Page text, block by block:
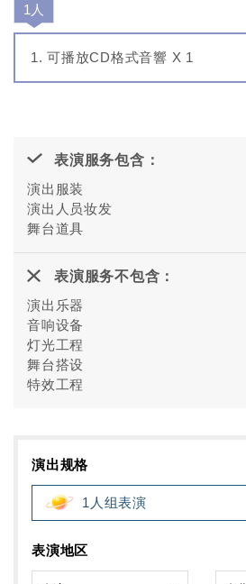
1人
可播放CD格式音響 X 1
表演服务包含：
演出服装
演出人员妆发
舞台道具
表演服务不包含：
演出乐器
音响设备
灯光工程
舞台搭设
特效工程
演出规格
1人组表演
表演地区